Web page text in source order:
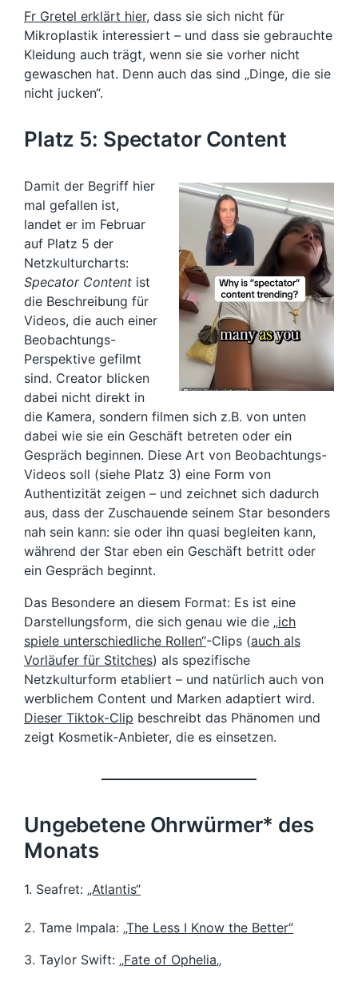
Fr Gretel erklärt hier, dass sie sich nicht für
Mikroplastik interessiert – und dass sie gebrauchte
Kleidung auch trägt, wenn sie sie vorher nicht
gewaschen hat. Denn auch das sind „Dinge, die sie
nicht jucken“.
Platz 5: Spectator Content
Damit der Begriff hier
mal gefallen ist,
landet er im Februar
auf Platz 5 der
Netzkulturcharts:
Specator Content ist
die Beschreibung für
Videos, die auch einer
Beobachtungs-
Perspektive gefilmt
sind. Creator blicken
dabei nicht direkt in
die Kamera, sondern filmen sich z.B. von unten
dabei wie sie ein Geschäft betreten oder ein
Gespräch beginnen. Diese Art von Beobachtungs-
Videos soll (siehe Platz 3) eine Form von
Authentizität zeigen – und zeichnet sich dadurch
aus, dass der Zuschauende seinem Star besonders
nah sein kann: sie oder ihn quasi begleiten kann,
während der Star eben ein Geschäft betritt oder
ein Gespräch beginnt.
Das Besondere an diesem Format: Es ist eine
Darstellungsform, die sich genau wie die „ich
spiele unterschiedliche Rollen“-Clips (auch als
Vorläufer für Stitches) als spezifische
Netzkulturform etabliert – und natürlich auch von
werblichem Content und Marken adaptiert wird.
Dieser Tiktok-Clip beschreibt das Phänomen und
zeigt Kosmetik-Anbieter, die es einsetzen.
Ungebetene Ohrwürmer* des
Monats
1. Seafret: „Atlantis“
2. Tame Impala: „The Less I Know the Better“
3. Taylor Swift: „Fate of Ophelia„